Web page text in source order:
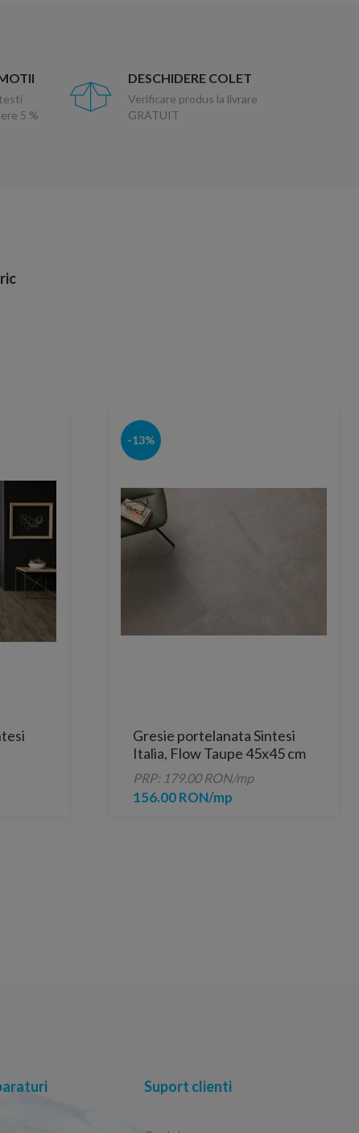
5 %
DESCHIDERE COLET
Verificare produs la livrare
GRATUIT
-13%
Gresie portelanata Sintesi
Italia, Flow Taupe 45x45 cm
PRP: 179.00 RON/mp
156.00 RON/mp
Suport clienti